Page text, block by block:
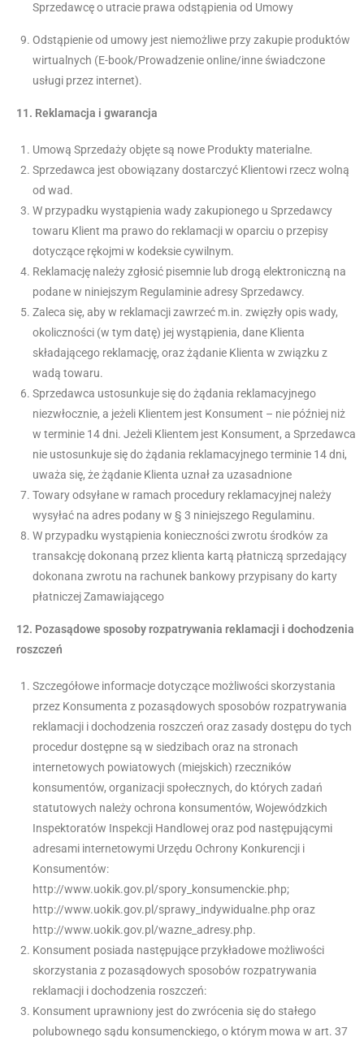
Sprzedawcę o utracie prawa odstąpienia od Umowy
Odstąpienie od umowy jest niemożliwe przy zakupie produktów
wirtualnych (E-book/Prowadzenie online/inne świadczone
usługi przez internet).
11. Reklamacja i gwarancja
Umową Sprzedaży objęte są nowe Produkty materialne.
Sprzedawca jest obowiązany dostarczyć Klientowi rzecz wolną
od wad.
W przypadku wystąpienia wady zakupionego u Sprzedawcy
towaru Klient ma prawo do reklamacji w oparciu o przepisy
dotyczące rękojmi w kodeksie cywilnym.
Reklamację należy zgłosić pisemnie lub drogą elektroniczną na
podane w niniejszym Regulaminie adresy Sprzedawcy.
Zaleca się, aby w reklamacji zawrzeć m.in. zwięzły opis wady,
okoliczności (w tym datę) jej wystąpienia, dane Klienta
składającego reklamację, oraz żądanie Klienta w związku z
wadą towaru.
Sprzedawca ustosunkuje się do żądania reklamacyjnego
niezwłocznie, a jeżeli Klientem jest Konsument – nie później niż
w terminie 14 dni. Jeżeli Klientem jest Konsument, a Sprzedawca
nie ustosunkuje się do żądania reklamacyjnego terminie 14 dni,
uważa się, że żądanie Klienta uznał za uzasadnione
Towary odsyłane w ramach procedury reklamacyjnej należy
wysyłać na adres podany w § 3 niniejszego Regulaminu.
W przypadku wystąpienia konieczności zwrotu środków za
transakcję dokonaną przez klienta kartą płatniczą sprzedający
dokonana zwrotu na rachunek bankowy przypisany do karty
płatniczej Zamawiającego
12. Pozasądowe sposoby rozpatrywania reklamacji i dochodzenia
roszczeń
Szczegółowe informacje dotyczące możliwości skorzystania
przez Konsumenta z pozasądowych sposobów rozpatrywania
reklamacji i dochodzenia roszczeń oraz zasady dostępu do tych
procedur dostępne są w siedzibach oraz na stronach
internetowych powiatowych (miejskich) rzeczników
konsumentów, organizacji społecznych, do których zadań
statutowych należy ochrona konsumentów, Wojewódzkich
Inspektoratów Inspekcji Handlowej oraz pod następującymi
adresami internetowymi Urzędu Ochrony Konkurencji i
Konsumentów:
http://www.uokik.gov.pl/spory_konsumenckie.php;
http://www.uokik.gov.pl/sprawy_indywidualne.php oraz
http://www.uokik.gov.pl/wazne_adresy.php.
Konsument posiada następujące przykładowe możliwości
skorzystania z pozasądowych sposobów rozpatrywania
reklamacji i dochodzenia roszczeń:
Konsument uprawniony jest do zwrócenia się do stałego
polubownego sądu konsumenckiego, o którym mowa w art. 37